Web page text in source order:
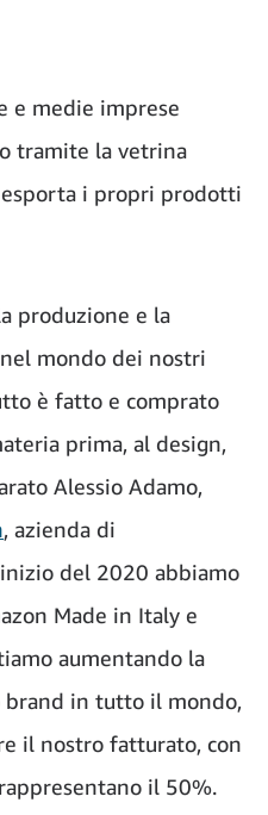
e medie imprese
tramite la vetrina
i propri prodotti
produzione e la
mondo dei nostri
è fatto e comprato
prima, al design,
Alessio Adamo,
, azienda di
del 2020 abbiamo
Made in Italy e
aumentando la
in tutto il mondo,
il nostro fatturato, con
il 50%.